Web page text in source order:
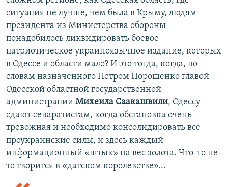
ситуация не лучше, чем была в Крыму, людям
президента из Министерства обороны
понадобилось ликвидировать боевое
патриотическое украиноязычное издание, которых
в Одессе и области мало? И это тогда, когда, по
словам назначенного Петром Порошенко главой
Одесской областной государственной
администрации Михеила Саакашвили, Одессу
сдают сепаратистам, когда обстановка очень
тревожная и необходимо консолидировать все
проукраинские силы, и здесь каждый
информационный «штык» на вес золота. Что-то не
то творится в «датском королевстве»...